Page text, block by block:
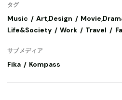
タグ
Music Art,Design
Life&Society
Work Travel
サブメディア
Fika Kompass